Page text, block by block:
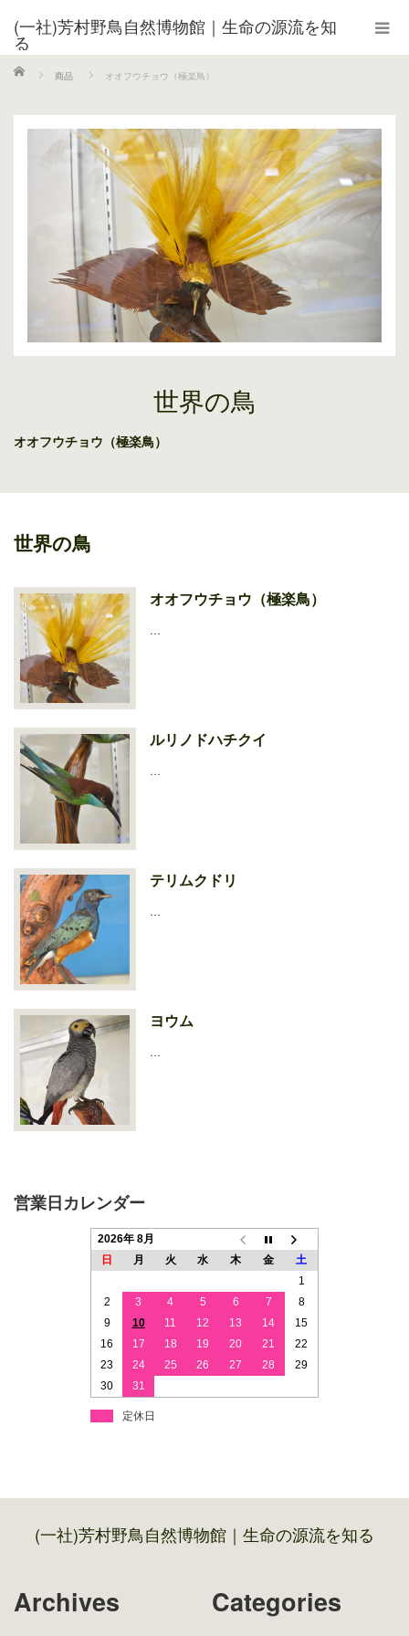
(一社)芳村野鳥自然博物館｜生命の源流を知
る
ホーム 商品 オオフウチョウ（極楽鳥）
世界の鳥
オオフウチョウ（極楽鳥）
世界の鳥
オオフウチョウ（極楽鳥）
…
ルリノドハチクイ
…
テリムクドリ
…
ヨウム
…
営業日カレンダー
2026年 8月
日
月 火 水 木 金
土
1
2
3 4 5 6 7
8
9
10 11 12 13 14
15
16
17 18 19 20 21
22
23
24 25 26 27 28
29
30
31
定休日
(一社)芳村野鳥自然博物館｜生命の源流を知る
Archives Categories